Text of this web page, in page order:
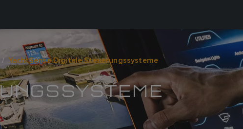
YachtSense Digitale Steuerungssysteme